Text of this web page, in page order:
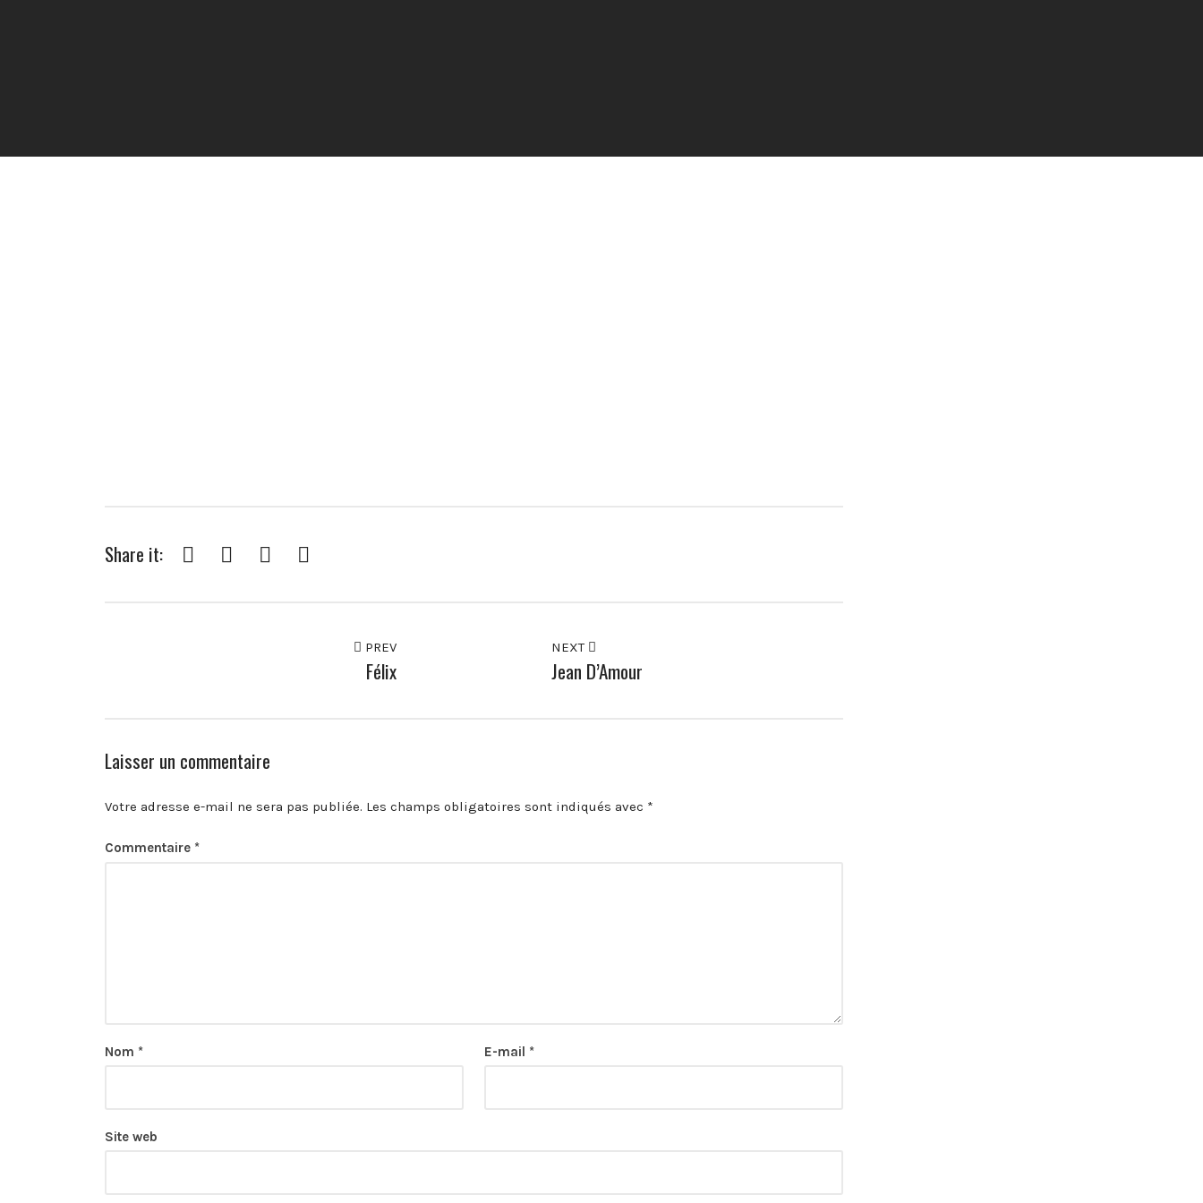
Share it: FacebookTwitter Pinterest
PREV
Félix
NEXT
Jean D’Amour
Laisser un commentaire
Votre adresse e-mail ne sera pas publiée. Les champs obligatoires sont indiqués avec *
Commentaire *
Nom * E-mail *
Site web